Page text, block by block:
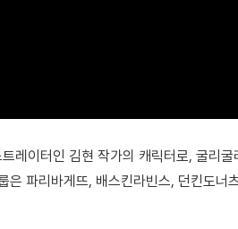
레이터인 김현 작가의 캐릭터로, 굴
파리바게뜨, 배스킨라빈스, 던킨도